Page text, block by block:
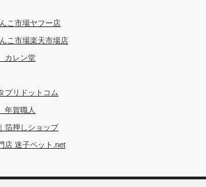
こ市場ヤフー店
こ市場楽天市場店
カレン堂
リドットコム
年賀職人
箔押しショップ
店 迷子ペット.net